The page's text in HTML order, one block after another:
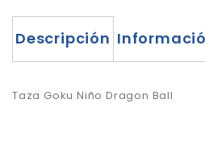
Descripción
Taza Goku Niño Dragon Ball